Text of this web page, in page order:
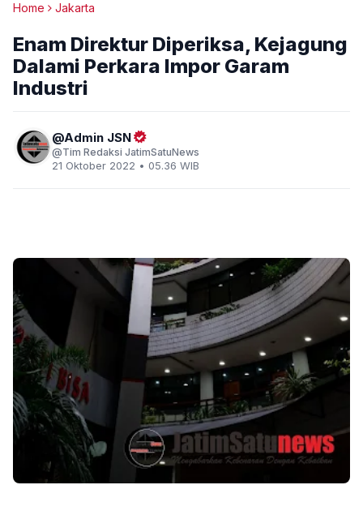
Home Jakarta
Enam Direktur Diperiksa, Kejagung
Dalami Perkara Impor Garam
Industri
Admin JSN
Tim Redaksi JatimSatuNews
21 Oktober 2022 • 05.36 WIB